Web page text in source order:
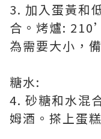
3. 加入蛋黃和
合。烤爐:
為需要大小，
糖水:
4. 砂糖和水混
姆酒。搽上蛋